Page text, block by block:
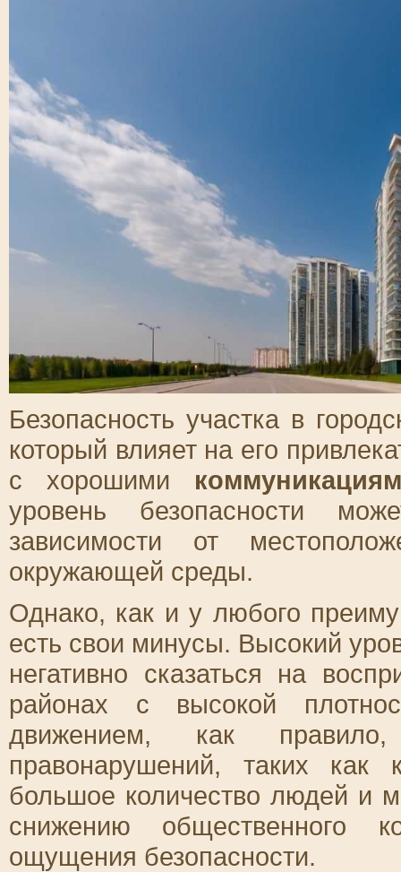
Безопасность участка в
который влияет на его
с хорошими
уровень безопасности
зависимости от
окружающей среды.
Однако, как и у любого
есть свои минусы. Высокий
негативно сказаться на
районах с высокой
движением, как
правонарушений, таких
большое количество людей и
снижению общественного
ощущения безопасности.